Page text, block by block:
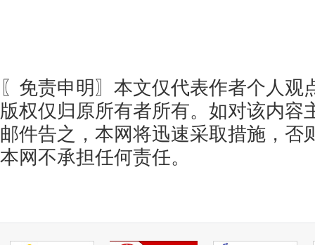
〖免责申明〗本文仅代表作者个人观
版权仅归原所有者所有。如对该内容
邮件告之，本网将迅速采取措施，否
本网不承担任何责任。